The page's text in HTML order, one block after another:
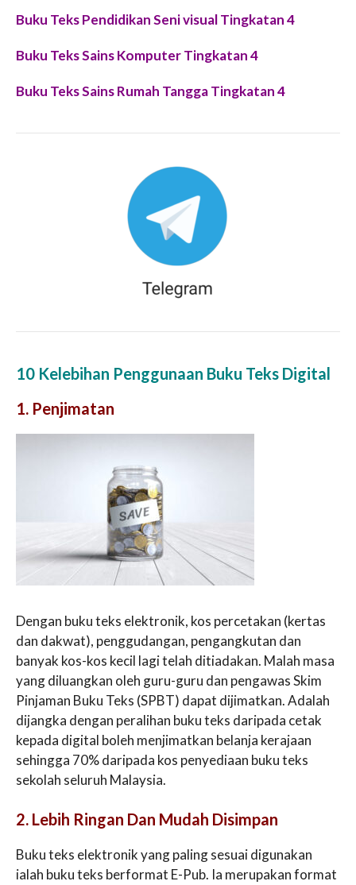
Buku Teks Pendidikan Seni visual Tingkatan 4
Buku Teks Sains Komputer Tingkatan 4
Buku Teks Sains Rumah Tangga Tingkatan 4
10 Kelebihan Penggunaan Buku Teks Digital
1. Penjimatan
Dengan buku teks elektronik, kos percetakan (kertas
dan dakwat), penggudangan, pengangkutan dan
banyak kos-kos kecil lagi telah ditiadakan. Malah masa
yang diluangkan oleh guru-guru dan pengawas Skim
Pinjaman Buku Teks (SPBT) dapat dijimatkan. Adalah
dijangka dengan peralihan buku teks daripada cetak
kepada digital boleh menjimatkan belanja kerajaan
sehingga 70% daripada kos penyediaan buku teks
sekolah seluruh Malaysia.
2. Lebih Ringan Dan Mudah Disimpan
Buku teks elektronik yang paling sesuai digunakan
ialah buku teks berformat E-Pub. Ia merupakan format